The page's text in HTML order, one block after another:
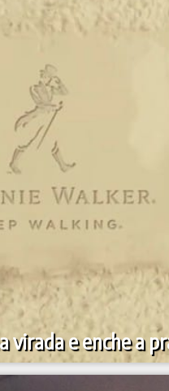
e enche a